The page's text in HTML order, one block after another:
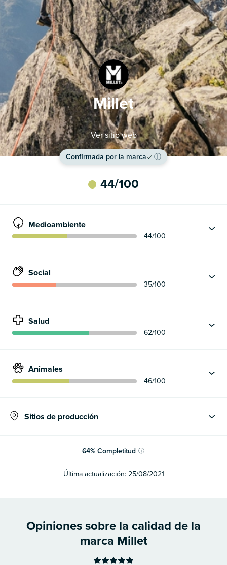
Millet
Ver sitio web
Confirmada por la marca ⓘ
44/100
Medioambiente
44/100
Social
35/100
Salud
62/100
Animales
46/100
Sitios de producción
64% Completitud ⓘ
Última actualización: 25/08/2021
Opiniones sobre la calidad de la
marca Millet